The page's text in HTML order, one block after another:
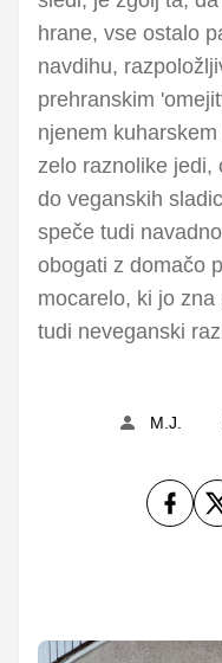
hrane, vse ostalo
navdihu,
prehranskim
njenem
zelo raznolike jedi,
do veganskih
speče tudi
obogati z domačo
mocarelo, ki jo
tudi neveganski
M.J.